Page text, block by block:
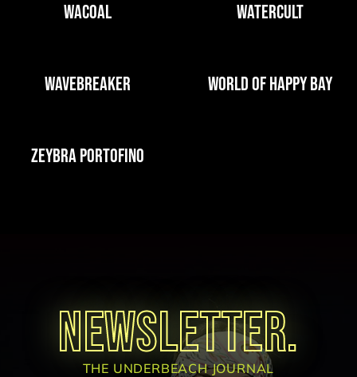
WACOAL WATERCULT
WAVEBREAKER WORLD OF HAPPY BAY
ZEYBRA PORTOFINO
NEWSLETTER.
THE UNDERBEACH JOURNAL